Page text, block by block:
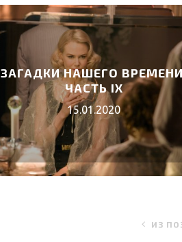
ЗАГАДКИ НАШЕГО
ЧАСТЬ IХ
15.01.2020
ИЗ